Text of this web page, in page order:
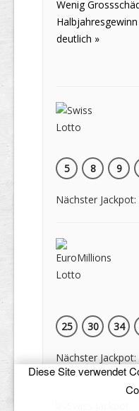
Wenig
deutlich »
5
8 9
Nächster
25
30 34
Nächster
Diese Site verwendet